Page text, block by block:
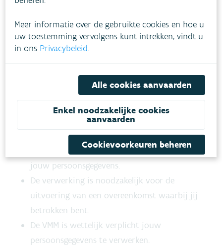
verplichting van de VMM om je persoonsgegevens
te verwerken.
De AVG geeft zes verwerkingsgronden die de
VMM als overheidsdienst rechtvaardigen. Bij elke
verwerking van persoonsgegevens moet ten
minste één van deze gronden van toepassing
Jij geeft toestemming voor de verwerking van
jouw persoonsgegevens.
De verwerking is noodzakelijk voor de
uitvoering van een overeenkomst waarbij jij
betrokken bent.
De VMM is wettelijk verplicht jouw
persoonsgegevens te verwerken.
Meer informatie over de gebruikte cookies en hoe u
uw toestemming vervolgens kunt intrekken, vindt u
in ons Privacybeleid.
Alle cookies aanvaarden
Enkel noodzakelijke cookies
aanvaarden
Cookievoorkeuren beheren